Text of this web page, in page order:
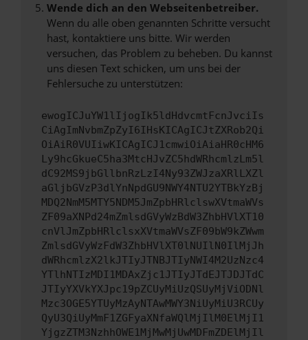
Wende dich an den Webseitenbetreiber.
Wenn du alle oben genannten Schritte versucht
hast, kontaktiere uns bitte. Wir werden
versuchen, das Problem zu beheben. Du kannst
uns diesen Text schicken, um uns bei der
Fehlersuche zu unterstützen:
ewogICJuYW1lIjogIk5ldHdvcmtFcnJvciIs
CiAgImNvbmZpZyI6IHsKICAgICJtZXRob2Qi
OiAiR0VUIiwKICAgICJ1cmwiOiAiaHR0cHM6
Ly9hcGkueC5ha3MtcHJvZC5hdWRhcmlzLm5l
dC92MS9jbGllbnRzLzI4Ny93ZWJzaXRlLXZl
aGljbGVzP3dlYnNpdGU9NWY4NTU2YTBkYzBj
MDQ2NmM5MTY5NDM5JmZpbHRlclswXVtmaWVs
ZF09aXNPd24mZmlsdGVyWzBdW3ZhbHVlXT10
cnVlJmZpbHRlclsxXVtmaWVsZF09bW9kZWwm
ZmlsdGVyWzFdW3ZhbHVlXT0lNUIlN0IlMjJh
dWRhcmlzX2lkJTIyJTNBJTIyNWI4M2UzNzc4
YTlhNTIzMDI1MDAxZjc1JTIyJTdEJTJDJTdC
JTIyYXVkYXJpc19pZCUyMiUzQSUyMjViODNl
Mzc3OGE5YTUyMzAyNTAwMWY3NiUyMiU3RCUy
QyU3QiUyMmF1ZGFyaXNfaWQlMjIlM0ElMjI1
YjgzZTM3NzhhOWE1MjMwMjUwMDFmZDElMjIl